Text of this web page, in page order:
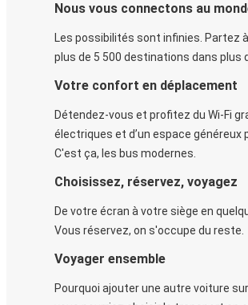
Nous vous connectons au
Les possibilités sont infinies. Partez
plus de 5 500 destinations dans plus
Votre confort en déplacement
Détendez-vous et profitez du Wi-Fi
électriques et d’un espace généreux
C'est ça, les bus modernes.
Choisissez, réservez, voyagez
De votre écran à votre siège en
Vous réservez, on s'occupe du reste.
Voyager ensemble
Pourquoi ajouter une autre voiture